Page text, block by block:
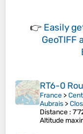
👉 Easily
GeoTIFF
RT6-0
France >
Aubrais >
Distance :
Altitude